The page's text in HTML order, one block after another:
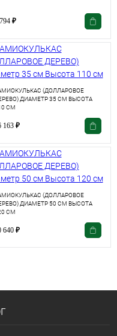
₽
(ДОЛЛАРОВОЕ
ДИАМЕТР 35 СМ ВЫСОТА
СМ
163 ₽
(ДОЛЛАРОВОЕ
ДИАМЕТР 50 СМ ВЫСОТА
СМ
640 ₽